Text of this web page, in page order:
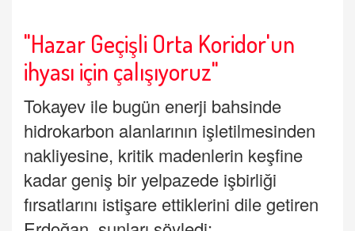
"Hazar Geçişli Orta Koridor'un
ihyası için çalışıyoruz"
Tokayev ile bugün enerji bahsinde
hidrokarbon alanlarının işletilmesinden
nakliyesine, kritik madenlerin keşfine
kadar geniş bir yelpazede işbirliği
fırsatlarını istişare ettiklerini dile getiren